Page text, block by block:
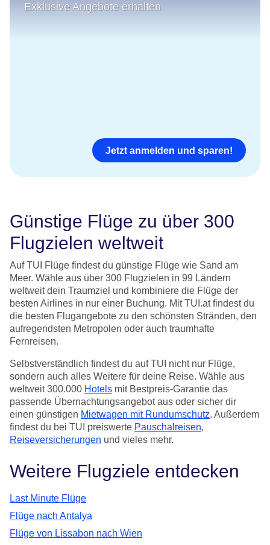
Exklusive Angebote erhalten
Jetzt anmelden und sparen!
Günstige Flüge zu über 300
Flugzielen weltweit
Auf TUI Flüge findest du günstige Flüge wie Sand am
Meer. Wähle aus über 300 Flugzielen in 99 Ländern
weltweit dein Traumziel und kombiniere die Flüge der
besten Airlines in nur einer Buchung. Mit TUI.at findest du
die besten Flugangebote zu den schönsten Stränden, den
aufregendsten Metropolen oder auch traumhafte
Fernreisen.
Selbstverständlich findest du auf TUI nicht nur Flüge,
sondern auch alles Weitere für deine Reise. Wähle aus
weltweit 300.000 Hotels mit Bestpreis-Garantie das
passende Übernachtungsangebot aus oder sicher dir
einen günstigen Mietwagen mit Rundumschutz. Außerdem
findest du bei TUI preiswerte Pauschalreisen,
Reiseversicherungen und vieles mehr.
Weitere Flugziele entdecken
Last Minute Flüge
Flüge nach Antalya
Flüge von Lissabon nach Wien